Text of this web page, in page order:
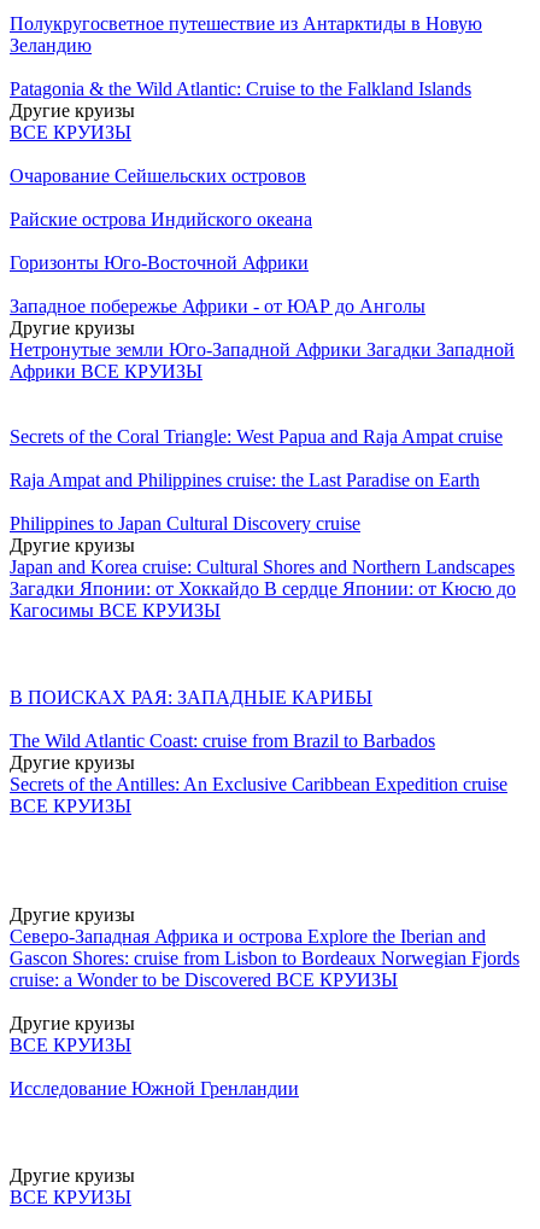
Полукругосветное путешествие из Антарктиды в Новую
Зеландию
Patagonia & the Wild Atlantic: Cruise to the Falkland Islands
Другие круизы
ВСЕ КРУИЗЫ
Очарование Сейшельских островов
Райские острова Индийского океана
Горизонты Юго-Восточной Африки
Западное побережье Африки - от ЮАР до Анголы
Другие круизы
Нетронутые земли Юго-Западной Африки Загадки Западной
Африки ВСЕ КРУИЗЫ
Secrets of the Coral Triangle: West Papua and Raja Ampat cruise
Raja Ampat and Philippines cruise: the Last Paradise on Earth
Philippines to Japan Cultural Discovery cruise
Другие круизы
Japan and Korea cruise: Cultural Shores and Northern Landscapes
Загадки Японии: от Хоккайдо В сердце Японии: от Кюсю до
Кагосимы ВСЕ КРУИЗЫ
В ПОИСКАХ РАЯ: ЗАПАДНЫЕ КАРИБЫ
The Wild Atlantic Coast: cruise from Brazil to Barbados
Другие круизы
Secrets of the Antilles: An Exclusive Caribbean Expedition cruise
ВСЕ КРУИЗЫ
Другие круизы
Северо-Западная Африка и острова Explore the Iberian and
Gascon Shores: cruise from Lisbon to Bordeaux Norwegian Fjords
cruise: a Wonder to be Discovered ВСЕ КРУИЗЫ
Другие круизы
ВСЕ КРУИЗЫ
Исследование Южной Гренландии
Другие круизы
ВСЕ КРУИЗЫ